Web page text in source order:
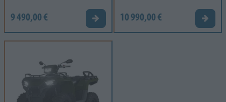
9 490,00 € Tarjouspyyntö10 990,00 €